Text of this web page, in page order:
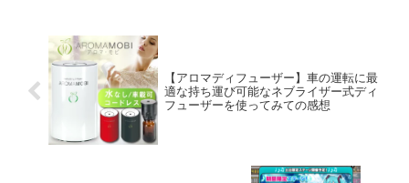
【アロマディフューザー】車の運転に最
適な持ち運び可能なネブライザー式ディ
フューザーを使ってみての感想